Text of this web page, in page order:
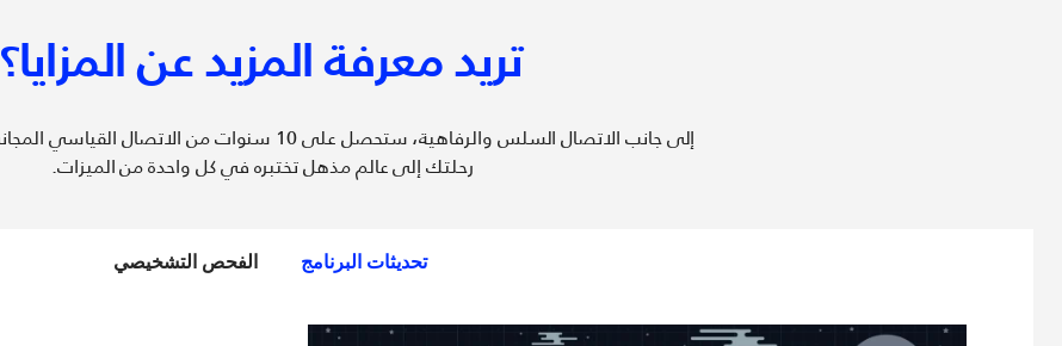
تريد معرفة المزيد عن المزايا؟
إلى جانب الاتصال السلس والرفاهية، ستحصل على 10 سنوات من الاتصال القياسي المجاني
رحلتك إلى عالم مذهل تختبره في كل واحدة من الميزات.
تحديثات البرنامج الفحص التشخيصي